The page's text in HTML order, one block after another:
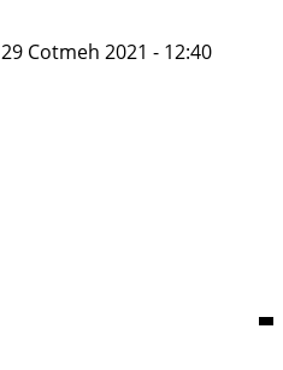
29 Cotmeh 2021 - 12:40